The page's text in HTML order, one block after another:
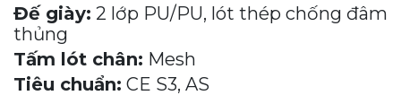
Đế giày: 2 lớp PU/PU, lót thép chống đâm
thủng
Tấm lót chân: Mesh
Tiêu chuẩn: CE S3, AS